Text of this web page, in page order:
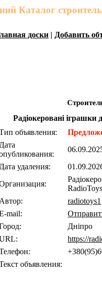
Каталог
доски | Добавить
Радіокеровані іграшки
объявления:
Дата
Дата удаления:
Автор:
radiotoys1
mail:
Дніпро
https://
объявления: